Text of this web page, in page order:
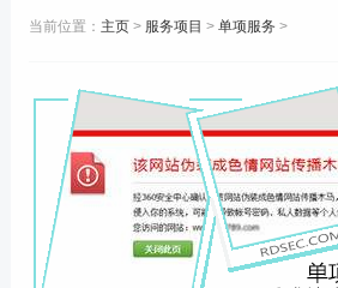
当前位置： 主页> 服务项目 > 单项服务 >